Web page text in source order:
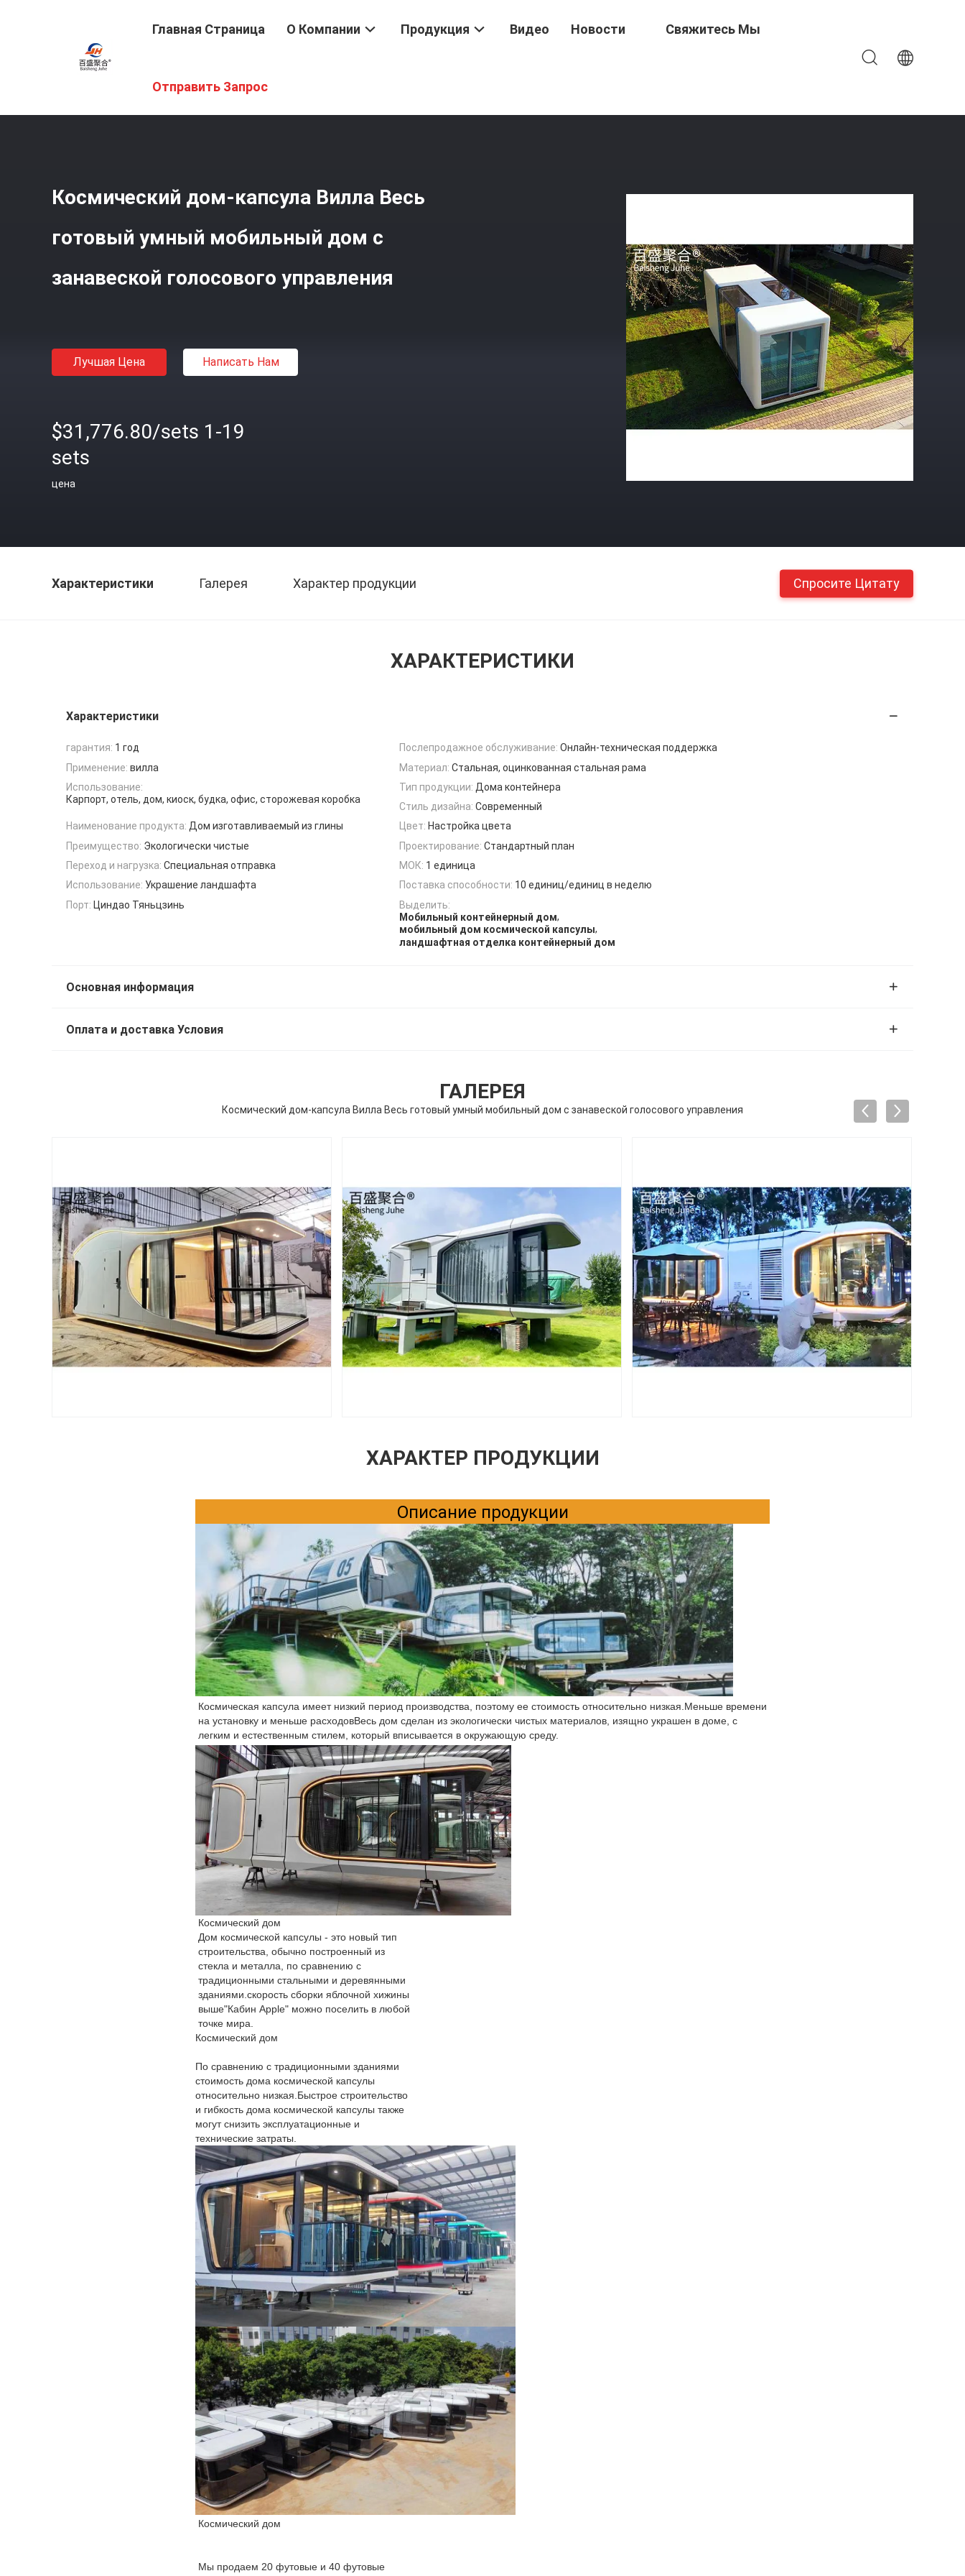
Оставьте сообщение Мы скоро тебе перезвоним!
ОТПРАВИТЬ
Главная Страница О Компании Продукция Видео Новости Свяжитесь Мы
Отправить Запрос
Космический дом-капсула Вилла Весь
готовый умный мобильный дом с
занавеской голосового управления
Лучшая Цена Написать Нам
$31,776.80/sets 1-19
sets
цена
Характеристики Галерея Характер продукции Спросите Цитату
ХАРАКТЕРИСТИКИ
Характеристики
гарантия: 1 год Послепродажное обслуживание: Онлайн-техническая поддержка
Применение: вилла Материал: Стальная, оцинкованная стальная рама
Использование:
Карпорт, отель, дом, киоск, будка, офис, сторожевая коробка
Тип продукции: Дома контейнера
Стиль дизайна: Современный
Наименование продукта: Дом изготавливаемый из глины Цвет: Настройка цвета
Преимущество: Экологически чистые Проектирование: Стандартный план
Переход и нагрузка: Специальная отправка МОК: 1 единица
Использование: Украшение ландшафта Поставка способности: 10 единиц/единиц в неделю
Порт: Циндао Тяньцзинь
Выделить:
Мобильный контейнерный дом,
мобильный дом космической капсулы,
ландшафтная отделка контейнерный дом
Основная информация
Оплата и доставка Условия
ГАЛЕРЕЯ
Космический дом-капсула Вилла Весь готовый умный мобильный дом с занавеской голосового управления
ХАРАКТЕР ПРОДУКЦИИ
Описание продукции
Космическая капсула имеет низкий период производства, поэтому ее стоимость относительно низкая.Меньше времени
на установку и меньше расходовВесь дом сделан из экологически чистых материалов, изящно украшен в доме, с
легким и естественным стилем, который вписывается в окружающую среду.
Космический дом
Дом космической капсулы - это новый тип
строительства, обычно построенный из
стекла и металла, по сравнению с
традиционными стальными и деревянными
зданиями.скорость сборки яблочной хижины
выше"Кабин Apple" можно поселить в любой
точке мира.
Космический дом
По сравнению с традиционными зданиями
стоимость дома космической капсулы
относительно низкая.Быстрое строительство
и гибкость дома космической капсулы также
могут снизить эксплуатационные и
технические затраты.
Космический дом
Мы продаем 20 футовые и 40 футовые